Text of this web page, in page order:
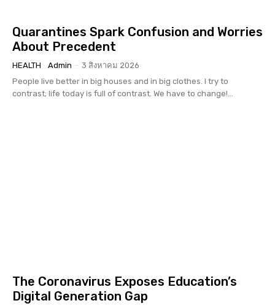
Quarantines Spark Confusion and Worries
About Precedent
HEALTH Admin - 3 สิงหาคม 2026
People live better in big houses and in big clothes. I try to
contrast; life today is full of contrast. We have to change!...
The Coronavirus Exposes Education’s
Digital Generation Gap